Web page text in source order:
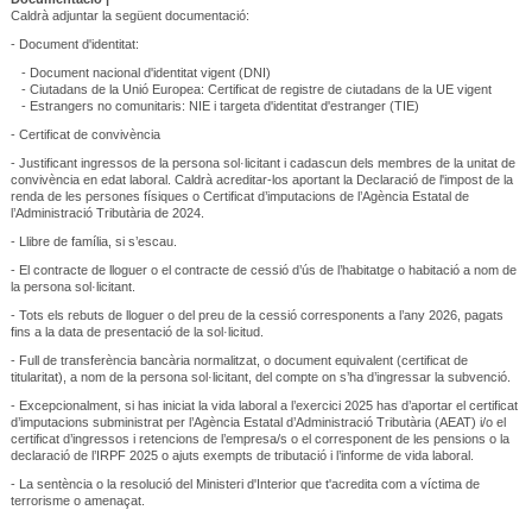
Caldrà adjuntar la següent documentació:
- Document d'identitat:
- Document nacional d'identitat vigent (DNI)
- Ciutadans de la Unió Europea: Certificat de registre de ciutadans de la UE vigent
- Estrangers no comunitaris: NIE i targeta d'identitat d'estranger (TIE)
- Certificat de convivència
- Justificant ingressos de la persona sol·licitant i cadascun dels membres de la unitat de
convivència en edat laboral. Caldrà acreditar-los aportant la Declaració de l'impost de la
renda de les persones físiques o Certificat d’imputacions de l’Agència Estatal de
l’Administració Tributària de 2024.
- Llibre de família, si s’escau.
- El contracte de lloguer o el contracte de cessió d’ús de l’habitatge o habitació a nom de
la persona sol·licitant.
- Tots els rebuts de lloguer o del preu de la cessió corresponents a l’any 2026, pagats
fins a la data de presentació de la sol·licitud.
- Full de transferència bancària normalitzat, o document equivalent (certificat de
titularitat), a nom de la persona sol·licitant, del compte on s’ha d’ingressar la subvenció.
- Excepcionalment, si has iniciat la vida laboral a l’exercici 2025 has d’aportar el certificat
d’imputacions subministrat per l’Agència Estatal d’Administració Tributària (AEAT) i/o el
certificat d’ingressos i retencions de l’empresa/s o el corresponent de les pensions o la
declaració de l’IRPF 2025 o ajuts exempts de tributació i l’informe de vida laboral.
- La sentència o la resolució del Ministeri d'Interior que t'acredita com a víctima de
terrorisme o amenaçat.